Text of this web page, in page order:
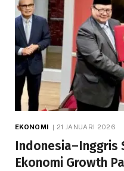
EKONOMI 21 JANUARI 2026
Indonesia–Inggris
Ekonomi Growth